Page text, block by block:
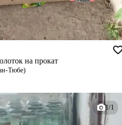
на прокат
Тюбе)
1/1